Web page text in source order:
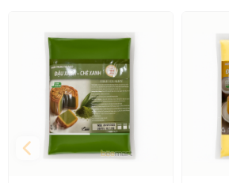
cấu nhân sánh mịn, dẻo và dễ
dễ dàng làm ra những chiếc
Thông Tin Chi Tiết Sản Phẩm
Thương hiệu:Facofood
Thành phần:Đường, đậu